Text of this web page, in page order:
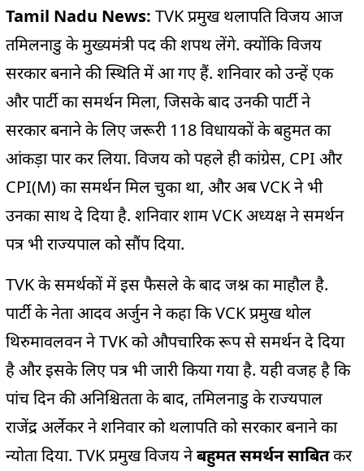
Tamil Nadu News: TVK प्रमुख थलापति विजय आज
तमिलनाडु के मुख्यमंत्री पद की शपथ लेंगे. क्योंकि विजय
सरकार बनाने की स्थिति में आ गए हैं. शनिवार को उन्हें एक
और पार्टी का समर्थन मिला, जिसके बाद उनकी पार्टी ने
सरकार बनाने के लिए जरूरी 118 विधायकों के बहुमत का
आंकड़ा पार कर लिया. विजय को पहले ही कांग्रेस, CPI और
CPI(M) का समर्थन मिल चुका था, और अब VCK ने भी
उनका साथ दे दिया है. शनिवार शाम VCK अध्यक्ष ने समर्थन
पत्र भी राज्यपाल को सौंप दिया.
TVK के समर्थकों में इस फैसले के बाद जश्न का माहौल है.
पार्टी के नेता आदव अर्जुन ने कहा कि VCK प्रमुख थोल
थिरुमावलवन ने TVK को औपचारिक रूप से समर्थन दे दिया
है और इसके लिए पत्र भी जारी किया गया है. यही वजह है कि
पांच दिन की अनिश्चितता के बाद, तमिलनाडु के राज्यपाल
राजेंद्र अर्लेकर ने शनिवार को थलापति को सरकार बनाने का
न्योता दिया. TVK प्रमुख विजय नेबहुमत समर्थन साबितकर